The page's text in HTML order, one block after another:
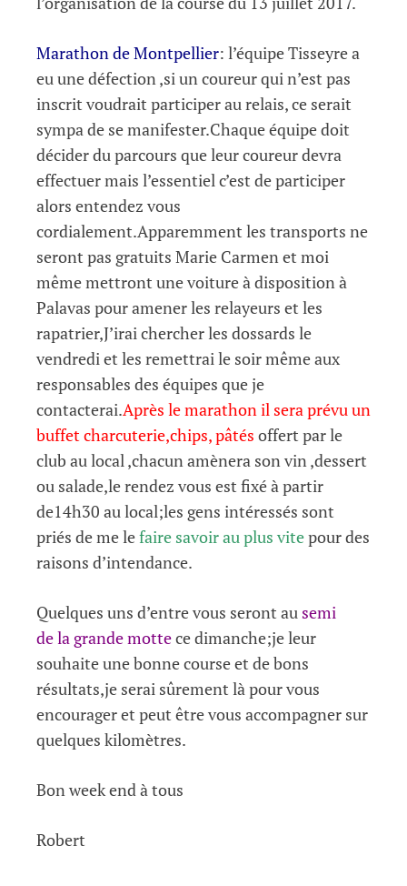
Marathon de Montpellier: l’équipe Tisseyre a
eu une défection ,si un coureur qui n’est pas
inscrit voudrait participer au relais, ce serait
sympa de se manifester.Chaque équipe doit
décider du parcours que leur coureur devra
effectuer mais l’essentiel c’est de participer
alors entendez vous
cordialement.Apparemment les transports ne
seront pas gratuits Marie Carmen et moi
même mettront une voiture à disposition à
Palavas pour amener les relayeurs et les
rapatrier,J’irai chercher les dossards le
vendredi et les remettrai le soir même aux
responsables des équipes que je
contacterai.Après le marathon il sera prévu un
buffet charcuterie,chips, pâtés offert par le
club au local ,chacun amènera son vin ,dessert
ou salade,le rendez vous est fixé à partir
de14h30 au local;les gens intéressés sont
priés de me lefaire savoir au plus vitepour des
raisons d’intendance.
Quelques uns d’entre vous seront au semi
de la grande mottece dimanche;je leur
souhaite une bonne course et de bons
résultats,je serai sûrement là pour vous
encourager et peut être vous accompagner sur
quelques kilomètres.
Bon week end à tous
Robert